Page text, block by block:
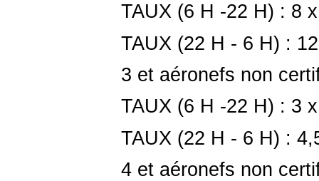
TAUX (6 H -22 H) : 8
TAUX (22 H - 6 H) :
3 et aéronefs non
TAUX (6 H -22 H) : 3
TAUX (22 H - 6 H) :
4 et aéronefs non